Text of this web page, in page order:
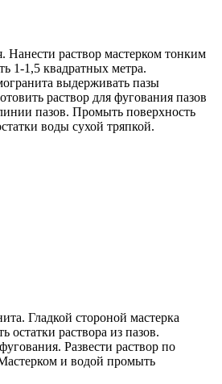
Нанести раствор мастерком тонким
1-1,5 квадратных метра.
выдерживать пазы
раствор для фугования пазов
пазов. Промыть поверхность
воды сухой тряпкой.
Гладкой стороной мастерка
раствора из пазов.
Развести раствор по
и водой промыть